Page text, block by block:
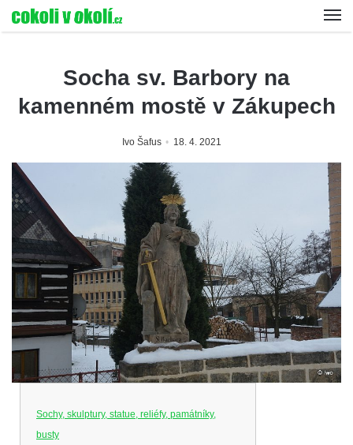
Socha sv. Barbory na
kamenném mostě v Zákupech
Ivo Šafus 18. 4. 2021
Sochy, skulptury, statue, reliéfy, památníky,
busty